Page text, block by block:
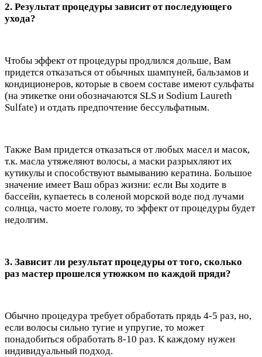
2. Результат процедуры зависит от последующего
ухода?
Чтобы эффект от процедуры продлился дольше, Вам
придется отказаться от обычных шампуней, бальзамов и
кондиционеров, которые в своем составе имеют сульфаты
(на этикетке они обозначаются SLS и Sodium Laureth
Sulfate) и отдать предпочтение бессульфатным.
Также Вам придется отказаться от любых масел и масок,
т.к. масла утяжеляют волосы, а маски разрыхляют их
кутикулы и способствуют вымыванию кератина. Большое
значение имеет Ваш образ жизни: если Вы ходите в
бассейн, купаетесь в соленой морской воде под лучами
солнца, часто моете голову, то эффект от процедуры будет
недолгим.
3. Зависит ли результат процедуры от того, сколько
раз мастер прошелся утюжком по каждой пряди?
Обычно процедура требует обработать прядь 4-5 раз, но,
если волосы сильно тугие и упругие, то может
понадобиться обработать 8-10 раз. К каждому нужен
индивидуальный подход.